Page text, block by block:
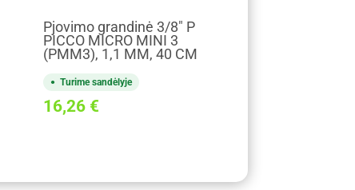
Pjovimo grandinė 3/8" P
PICCO MICRO MINI 3
(PMM3), 1,1 MM, 40 CM
Turime sandėlyje
16,26 €